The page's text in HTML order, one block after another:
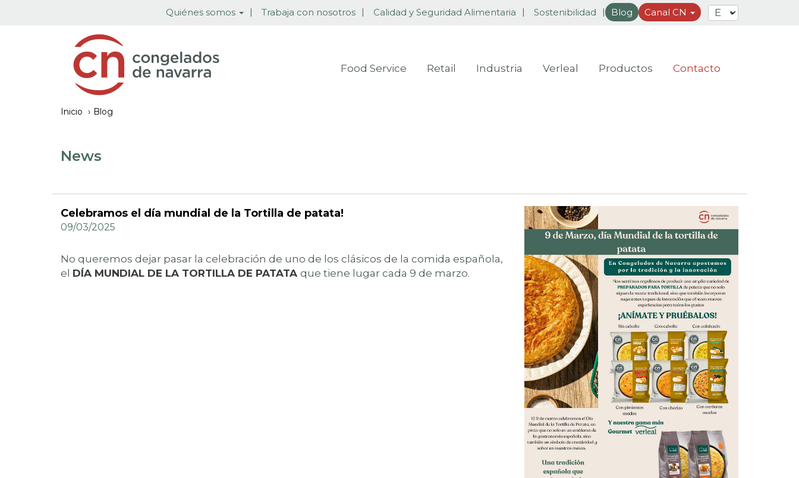
Quiénes somos Trabaja con nosotros Calidad y Seguridad Alimentaria Sostenibilidad Blog Canal CN
Food Service Retail Industria Verleal Productos Contacto
Inicio Blog
News
Celebramos el día mundial de la Tortilla de patata!
09/03/2025
No queremos dejar pasar la celebración de uno de los clásicos de la comida española,
el DÍA MUNDIAL DE LA TORTILLA DE PATATA que tiene lugar cada 9 de marzo.